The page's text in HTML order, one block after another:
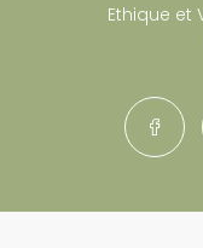
Ethique et
©